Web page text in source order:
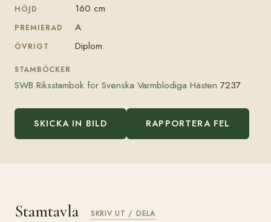
HÖJD 160 cm
PREMIERAD A
ÖVRIGT Diplom.
STAMBÖCKER
SWB Riksstambok för Svenska Varmblodiga Hästen 7237
SKICKA IN BILD RAPPORTERA FEL
Stamtavla SKRIV UT / DELA